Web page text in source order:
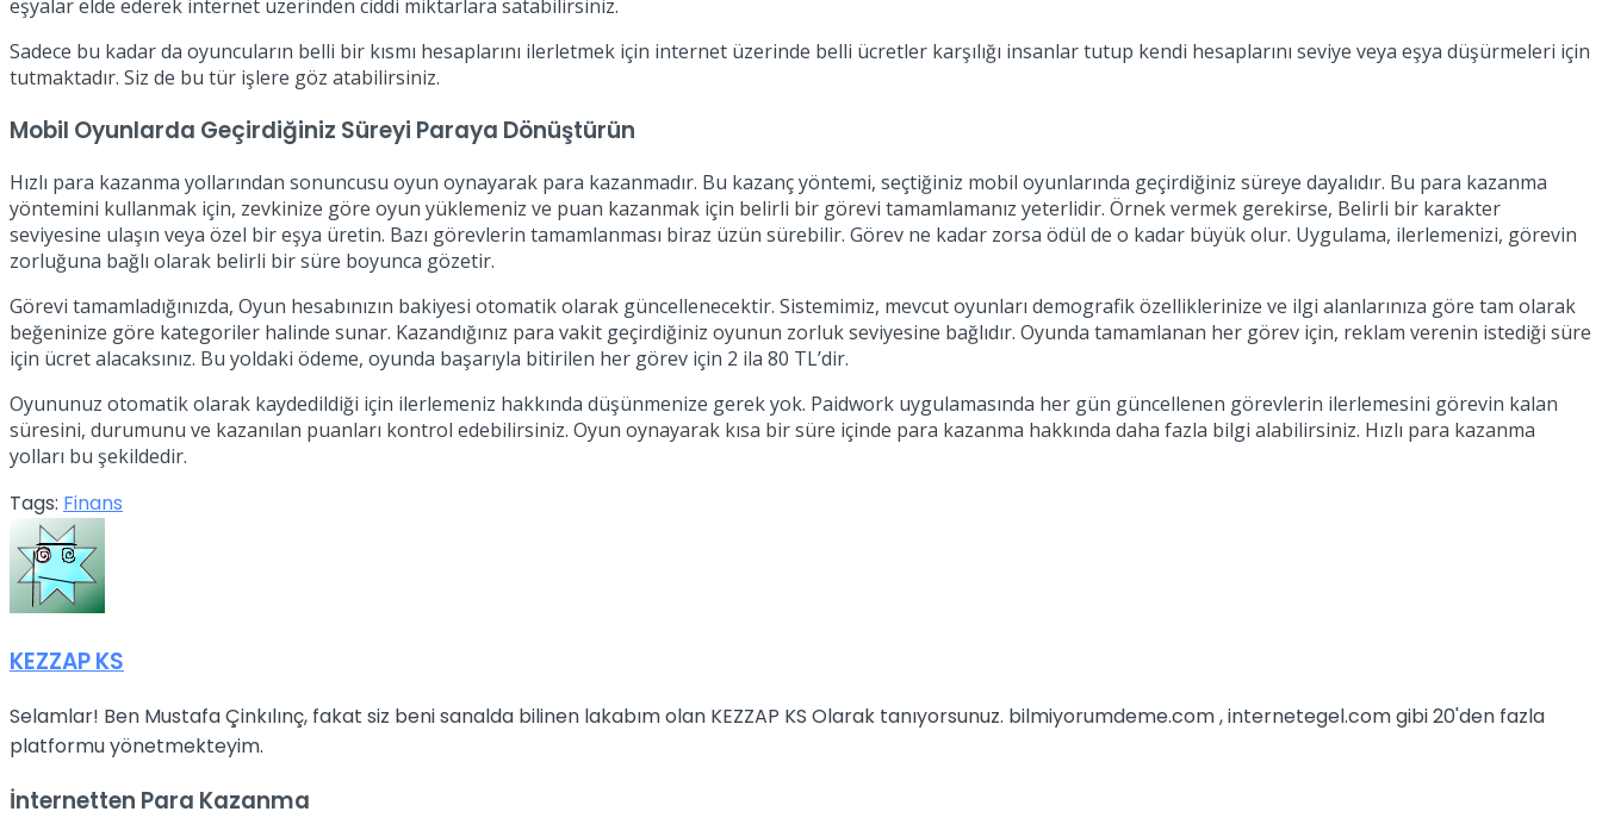
eşyalar elde ederek internet üzerinden ciddi miktarlara satabilirsiniz.
Sadece bu kadar da oyuncuların belli bir kısmı hesaplarını ilerletmek için internet üzerinde belli ücretler karşılığı insanlar tutup kendi hesaplarını seviye veya eşya düşürmeleri için
tutmaktadır. Siz de bu tür işlere göz atabilirsiniz.
Mobil Oyunlarda Geçirdiğiniz Süreyi Paraya Dönüştürün
Hızlı para kazanma yollarından sonuncusu oyun oynayarak para kazanmadır. Bu kazanç yöntemi, seçtiğiniz mobil oyunlarında geçirdiğiniz süreye dayalıdır. Bu para kazanma
yöntemini kullanmak için, zevkinize göre oyun yüklemeniz ve puan kazanmak için belirli bir görevi tamamlamanız yeterlidir. Örnek vermek gerekirse, Belirli bir karakter
seviyesine ulaşın veya özel bir eşya üretin. Bazı görevlerin tamamlanması biraz üzün sürebilir. Görev ne kadar zorsa ödül de o kadar büyük olur. Uygulama, ilerlemenizi, görevin
zorluğuna bağlı olarak belirli bir süre boyunca gözetir.
Görevi tamamladığınızda, Oyun hesabınızın bakiyesi otomatik olarak güncellenecektir. Sistemimiz, mevcut oyunları demografik özelliklerinize ve ilgi alanlarınıza göre tam olarak
beğeninize göre kategoriler halinde sunar. Kazandığınız para vakit geçirdiğiniz oyunun zorluk seviyesine bağlıdır. Oyunda tamamlanan her görev için, reklam verenin istediği süre
için ücret alacaksınız. Bu yoldaki ödeme, oyunda başarıyla bitirilen her görev için 2 ila 80 TL’dir.
Oyununuz otomatik olarak kaydedildiği için ilerlemeniz hakkında düşünmenize gerek yok. Paidwork uygulamasında her gün güncellenen görevlerin ilerlemesini görevin kalan
süresini, durumunu ve kazanılan puanları kontrol edebilirsiniz. Oyun oynayarak kısa bir süre içinde para kazanma hakkında daha fazla bilgi alabilirsiniz. Hızlı para kazanma
yolları bu şekildedir.
Tags: Finans
KEZZAP KS
Selamlar! Ben Mustafa Çinkılınç, fakat siz beni sanalda bilinen lakabım olan KEZZAP KS Olarak tanıyorsunuz. bilmiyorumdeme.com , internetegel.com gibi 20'den fazla
platformu yönetmekteyim.
İnternetten Para Kazanma